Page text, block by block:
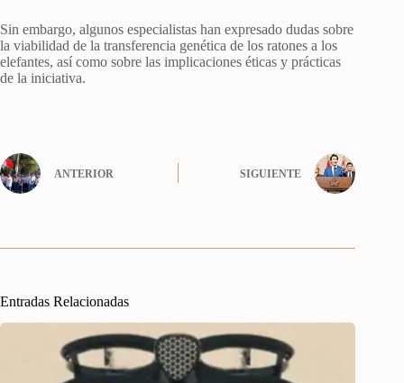
Sin embargo, algunos especialistas han expresado dudas sobre
la viabilidad de la transferencia genética de los ratones a los
elefantes, así como sobre las implicaciones éticas y prácticas
de la iniciativa.
ANTERIOR SIGUIENTE
Entradas Relacionadas